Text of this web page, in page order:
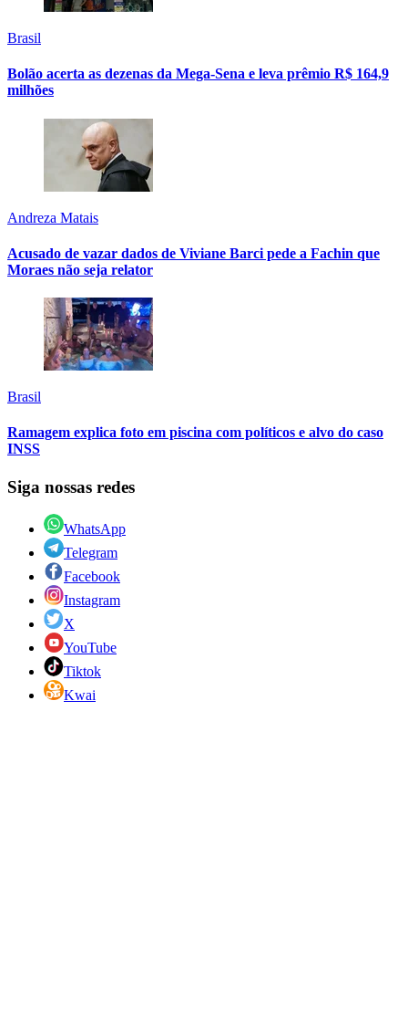
Brasil
Bolão acerta as dezenas da Mega-Sena e leva prêmio R$ 164,9
milhões
Andreza Matais
Acusado de vazar dados de Viviane Barci pede a Fachin que
Moraes não seja relator
Brasil
Ramagem explica foto em piscina com políticos e alvo do caso
INSS
Siga nossas redes
WhatsApp
Telegram
Facebook
Instagram
X
YouTube
Tiktok
Kwai